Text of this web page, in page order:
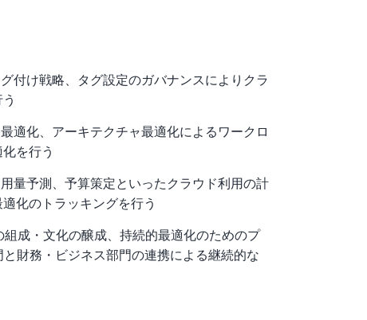
付け戦略、タグ設定のガバナンスによりクラ
適化、アーキテクチャ最適化によるワークロ
を行う
量予測、予算策定といったクラウド利用の計
化のトラッキングを行う
組成・文化の醸成、持続的最適化のためのプ
と財務・ビジネス部門の連携による継続的な